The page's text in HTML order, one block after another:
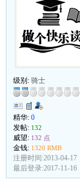
级别: 骑士
精华: 0
发帖: 132
威望: 132 点
金钱: 1320 RMB
注册时间:2013-04-17
最后登录:2017-11-16